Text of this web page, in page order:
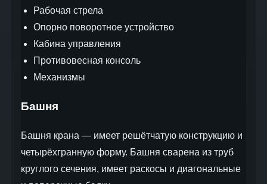
Рабочая стрела
Опорно поворотное устройство
Кабина управления
Противовесная консоль
Механизмы
Башня
Башня крана — имеет решётчатую конструкцию и
четырёхгранную форму. Башня сварена из труб
круглого сечения, имеет раскосы и диагональные